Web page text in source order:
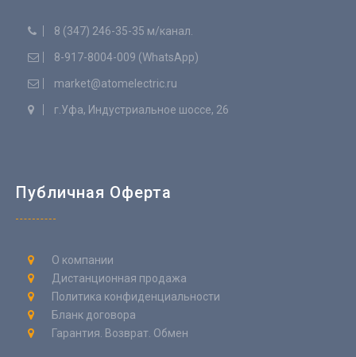
8 (347) 246-35-35 м/канал.
8-917-8004-009 (WhatsApp)
market@atomelectric.ru
г.Уфа, Индустриальное шоссе, 26
Публичная Оферта
О компании
Дистанционная продажа
Политика конфиденциальности
Бланк договора
Гарантия. Возврат. Обмен